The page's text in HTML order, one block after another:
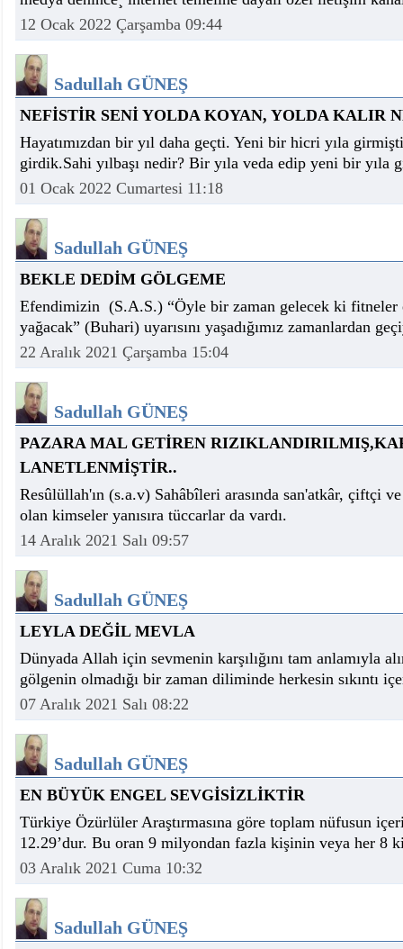
12 Ocak 2022 Çarşamba 09:44
Sadullah GÜNEŞ
NEFİSTİR SENİ YOLDA KOYAN, YOLDA KALIR
Hayatımızdan bir yıl daha geçti. Yeni bir hicri yıla
girdik.Sahi yılbaşı nedir? Bir yıla veda edip yeni bir yıla
01 Ocak 2022 Cumartesi 11:18
Sadullah GÜNEŞ
BEKLE DEDİM GÖLGEME
Efendimizin (S.A.S.) “Öyle bir zaman gelecek ki
yağacak” (Buhari) uyarısını yaşadığımız zamanlardan
22 Aralık 2021 Çarşamba 15:04
Sadullah GÜNEŞ
PAZARA MAL GETİREN
LANETLENMİŞTİR..
Resûlüllah'ın (s.a.v) Sahâbîleri arasında san'atkâr, çiftçi
olan kimseler yanısıra tüccarlar da vardı.
14 Aralık 2021 Salı 09:57
Sadullah GÜNEŞ
LEYLA DEĞİL MEVLA
Dünyada Allah için sevmenin karşılığını tam anlamıyla
gölgenin olmadığı bir zaman diliminde herkesin sıkıntı
07 Aralık 2021 Salı 08:22
Sadullah GÜNEŞ
EN BÜYÜK ENGEL SEVGİSİZLİKTİR
Türkiye Özürlüler Araştırmasına göre toplam nüfusun
12.29’dur. Bu oran 9 milyondan fazla kişinin veya her 8
03 Aralık 2021 Cuma 10:32
Sadullah GÜNEŞ